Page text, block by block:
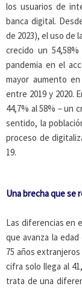
los usuarios de
banca digital.
de 2023), el uso de
crecido un
pandemia en el
mayor aumento
entre 2019 y 2020.
44,7% al 58% – un
sentido, la
proceso de
19.
Una brecha que se
Las diferencias en
que avanza la
75 años
cifra solo llega al
trata de una